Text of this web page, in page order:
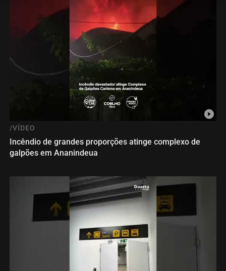
/VÍDEO
Incêndio de grandes proporções atinge complexo de
galpões em Ananindeua